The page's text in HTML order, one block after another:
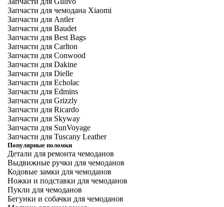
Запчасти для чемодана Xiaomi
Запчасти для Antler
Запчасти для Baudet
Запчасти для Best Bags
Запчасти для Carlton
Запчасти для Conwood
Запчасти для Dakine
Запчасти для Dielle
Запчасти для Echolac
Запчасти для Edmins
Запчасти для Grizzly
Запчасти для Ricardo
Запчасти для Skyway
Запчасти для SunVoyage
Запчасти для Tuscany Leather
Популярные поломки
Детали для ремонта чемоданов
Выдвижные ручки для чемоданов
Кодовые замки для чемоданов
Ножки и подставки для чемоданов
Пукли для чемоданов
Бегунки и собачки для чемоданов